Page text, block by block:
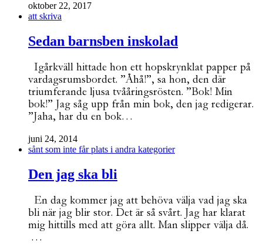
oktober 22, 2017
att skriva
Sedan barnsben inskolad
Igårkväll hittade hon ett hopskrynklat papper på
vardagsrumsbordet. ”Åhå!”, sa hon, den där
triumferande ljusa tvååringsrösten. ”Bok! Min
bok!” Jag såg upp från min bok, den jag redigerar.
”Jaha, har du en bok…
juni 24, 2014
sånt som inte får plats i andra kategorier
Den jag ska bli
En dag kommer jag att behöva välja vad jag ska
bli när jag blir stor. Det är så svårt. Jag har klarat
mig hittills med att göra allt. Man slipper välja då.
…